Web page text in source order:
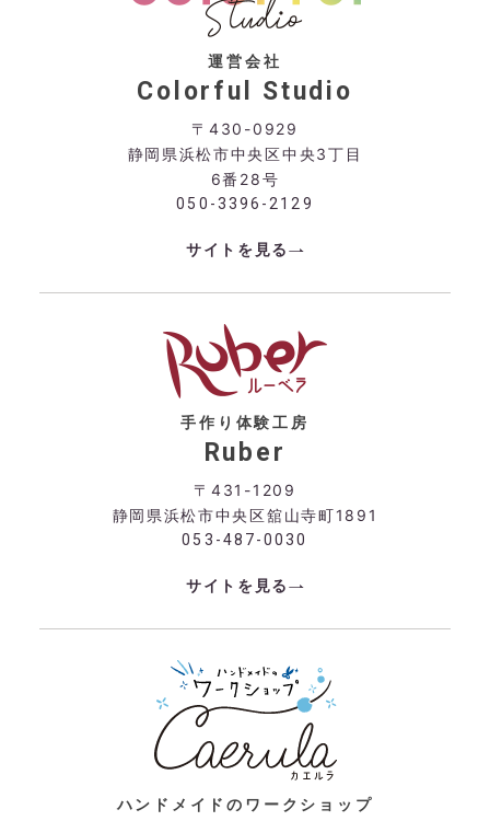
運営会社
Colorful Studio
〒430-0929
静岡県浜松市中央区中央3丁目
6番28号
050-3396-2129
サイトを見る
手作り体験工房
Ruber
〒431-1209
静岡県浜松市中央区舘山寺町1891
053-487-0030
サイトを見る
ハンドメイドのワークショップ